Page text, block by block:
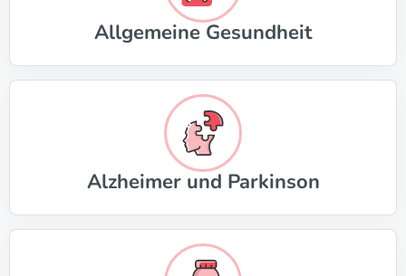
Allgemeine Gesundheit
Alzheimer und Parkinson